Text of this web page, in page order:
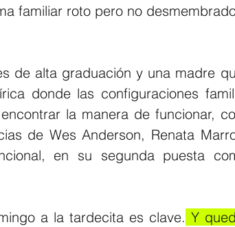
familiar roto pero no
de alta graduación y una madre
donde las configuraciones
la manera de funcionar,
de Wes Anderson, Renata
en su segunda puesta
a la tardecita es clave. Y